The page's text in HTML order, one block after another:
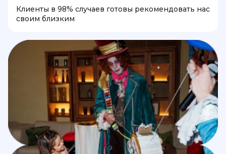
Клиенты в 98% случаев готовы рекомендовать нас
своим близким